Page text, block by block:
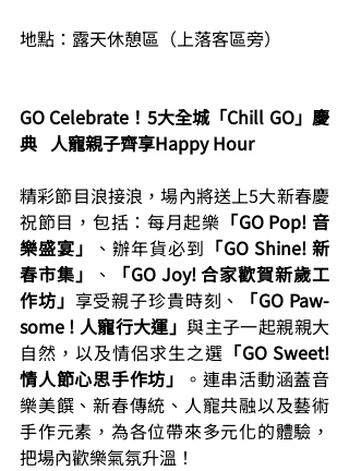
地點：露天休憩區（上落客區旁）
GO Celebrate！5大全城「Chill GO」慶
典   人寵親子齊享Happy Hour
精彩節目浪接浪，場內將送上5大新春慶
祝節目，包括：每月起樂 「GO Pop! 音
樂盛宴」
、辦年貨必到 「GO Shine! 新
春市集」
、
「GO Joy! 合家歡賀新歲工
作坊」 享受親子珍貴時刻、
「GO Paw-
some ! 人寵行大運」與主子一起親親大
自然，以及情侶求生之選 「GO Sweet!
情人節心思手作坊」
。連串活動涵蓋音
樂美饌、新春傳統、人寵共融以及藝術
手作元素，為各位帶來多元化的體驗，
把場內歡樂氣氛升溫！